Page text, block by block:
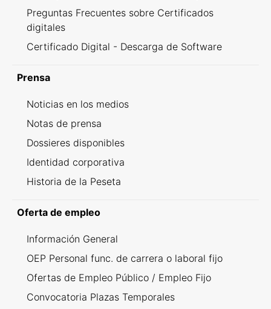
Preguntas Frecuentes sobre Certificados
digitales
Certificado Digital - Descarga de Software
Prensa
Noticias en los medios
Notas de prensa
Dossieres disponibles
Identidad corporativa
Historia de la Peseta
Oferta de empleo
Información General
OEP Personal func. de carrera o laboral fijo
Ofertas de Empleo Público / Empleo Fijo
Convocatoria Plazas Temporales